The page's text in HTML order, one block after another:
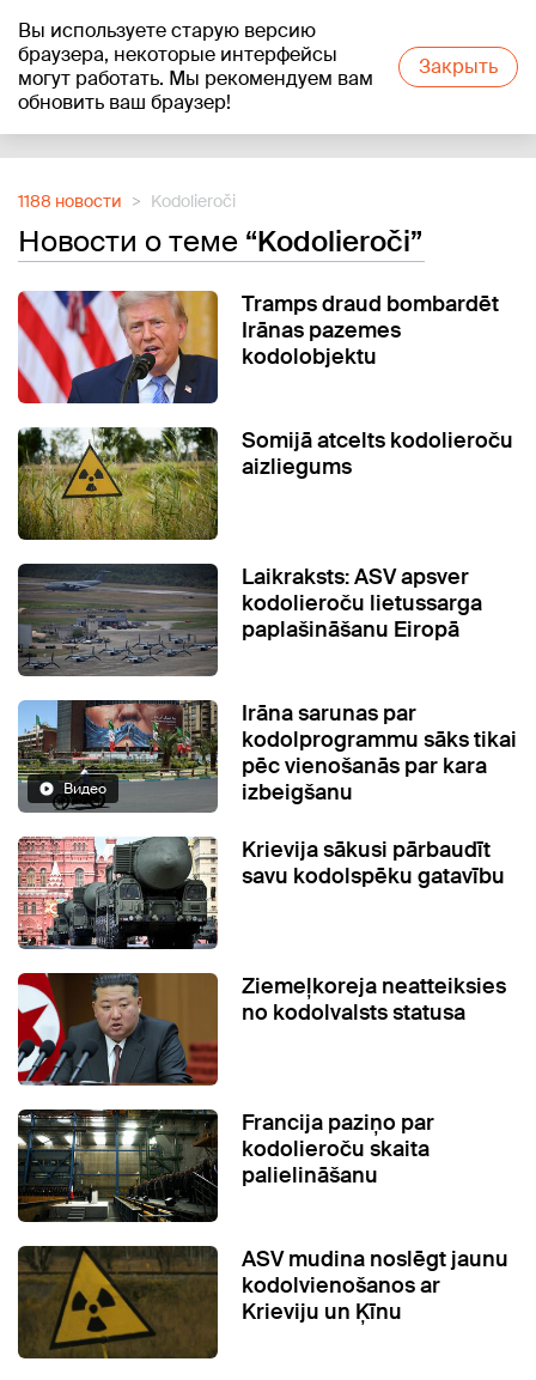
Вы используете старую версию
браузера, некоторые интерфейсы
могут работать. Мы рекомендуем вам
обновить ваш браузер!
Закрыть
+21°C
1188 новости Kodolieroči
Новости о теме “Kodolieroči”
Tramps draud bombardēt
Irānas pazemes
kodolobjektu
Somijā atcelts kodolieroču
aizliegums
Laikraksts: ASV apsver
kodolieroču lietussarga
paplašināšanu Eiropā
Видео
Irāna sarunas par
kodolprogrammu sāks tikai
pēc vienošanās par kara
izbeigšanu
Krievija sākusi pārbaudīt
savu kodolspēku gatavību
Ziemeļkoreja neatteiksies
no kodolvalsts statusa
Francija paziņo par
kodolieroču skaita
palielināšanu
ASV mudina noslēgt jaunu
kodolvienošanos ar
Krieviju un Ķīnu